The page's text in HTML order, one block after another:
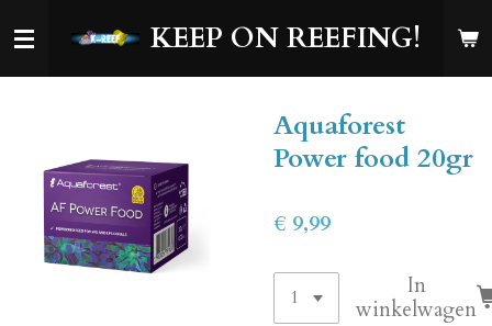
direct
KEEP ON REEFING!
Aquaforest
Power food 20gr
€ 9,99
In
winkelwagen